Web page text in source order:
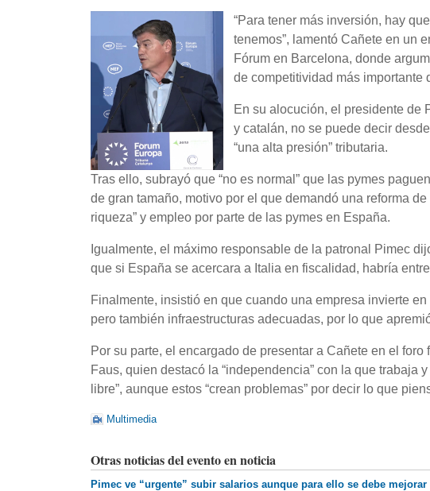
“Para tener más inversión, hay
tenemos”, lamentó Cañete en un
Fórum en Barcelona, donde
de competitividad más importante
En su alocución, el presidente de
y catalán, no se puede decir
“una alta presión” tributaria.
Tras ello, subrayó que “no es normal” que las pymes
de gran tamaño, motivo por el que demandó una reforma
riqueza” y empleo por parte de las pymes en España.
Igualmente, el máximo responsable de la patronal Pimec
que si España se acercara a Italia en fiscalidad, habría
Finalmente, insistió en que cuando una empresa invierte
pero también infraestructuras adecuadas, por lo que
Por su parte, el encargado de presentar a Cañete en el
Faus, quien destacó la “independencia” con la que trabaja
libre”, aunque estos “crean problemas” por decir lo que
Multimedia
Otras noticias del evento en noticia
Pimec ve “urgente” subir salarios aunque para ello se debe